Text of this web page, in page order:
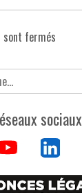
sont fermés
sociaux